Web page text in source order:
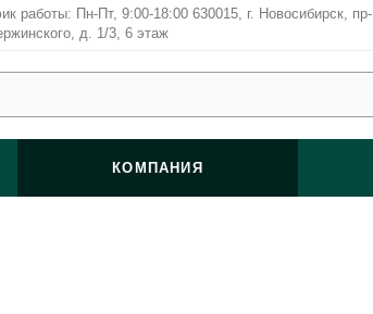
работы: Пн-Пт, 9:00-18:00 630015, г. Новосибирск, пр-
д. 1/3, 6 этаж
КОМПАНИЯ